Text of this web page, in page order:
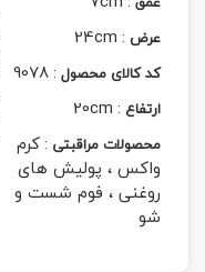
عرض :
24cm
کد کالای محصول :
9078
ارتفاع :
20cm
محصولات مراقبتی :کرم
واکس ، پولیش های
روغنی ، فوم شست و
شو